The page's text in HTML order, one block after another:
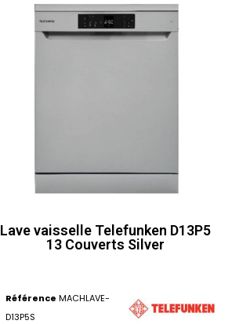
Lave vaisselle Telefunken D13P5
13 Couverts Silver
Référence MACHLAVE-
D13P5S